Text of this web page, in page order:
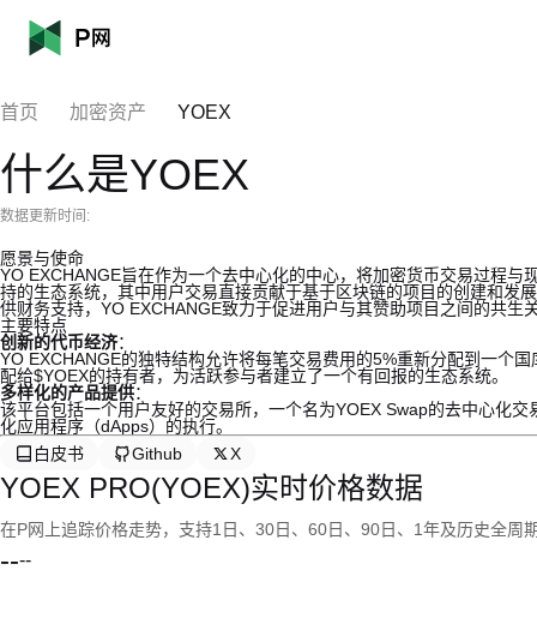
首页 加密资产 YOEX
什么是YOEX
数据更新时间:
愿景与使命
YO EXCHANGE旨在作为一个去中心化的中心，将加密货币交易过程
持的生态系统，其中用户交易直接贡献于基于区块链的项目的创建和发
供财务支持，YO EXCHANGE致力于促进用户与其赞助项目之间的共生
主要特点
创新的代币经济：
YO EXCHANGE的独特结构允许将每笔交易费用的5%重新分配到一个
配给$YOEX的持有者，为活跃参与者建立了一个有回报的生态系统。
多样化的产品提供：
该平台包括一个用户友好的交易所，一个名为YOEX Swap的去中心化
化应用程序（dApps）的执行。
白皮书
Github X
YOEX PRO(YOEX)实时价格数据
在P网上追踪价格走势，支持1日、30日、60日、90日、1年及历史全周
----